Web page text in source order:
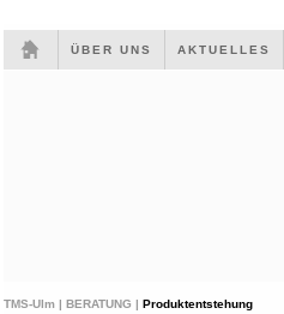
ÜBER UNS AKTUELLES
TMS-Ulm | BERATUNG | Produktentstehung